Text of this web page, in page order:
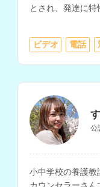
とされ、発達に特
ビデオ 電話
公
小中学校の養護